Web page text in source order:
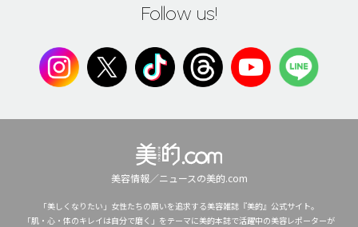
Follow us!
美容情報／ニュースの美的.com
「美しくなりたい」女性たちの願いを追求する美容雑誌『美的』公式サイト。
「肌・心・体のキレイは自分で磨く」をテーマに美的本誌で活躍中の美容レポーターが